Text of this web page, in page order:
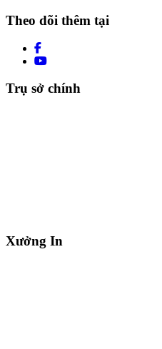
Theo dõi thêm tại
Trụ sở chính
Xưởng In